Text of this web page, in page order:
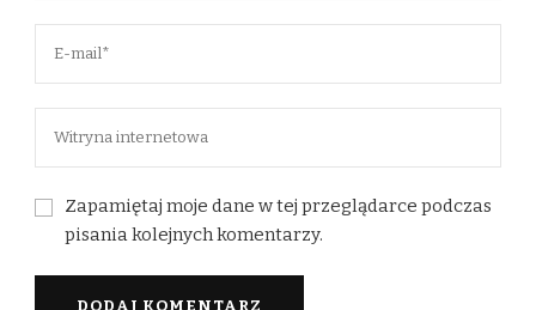
Zapamiętaj moje dane w tej przeglądarce podczas
pisania kolejnych komentarzy.